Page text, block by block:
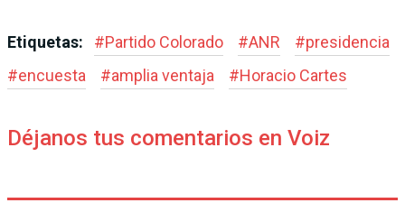
Etiquetas: #Partido Colorado #ANR #presidencia
#encuesta #amplia ventaja #Horacio Cartes
Déjanos tus comentarios en Voiz